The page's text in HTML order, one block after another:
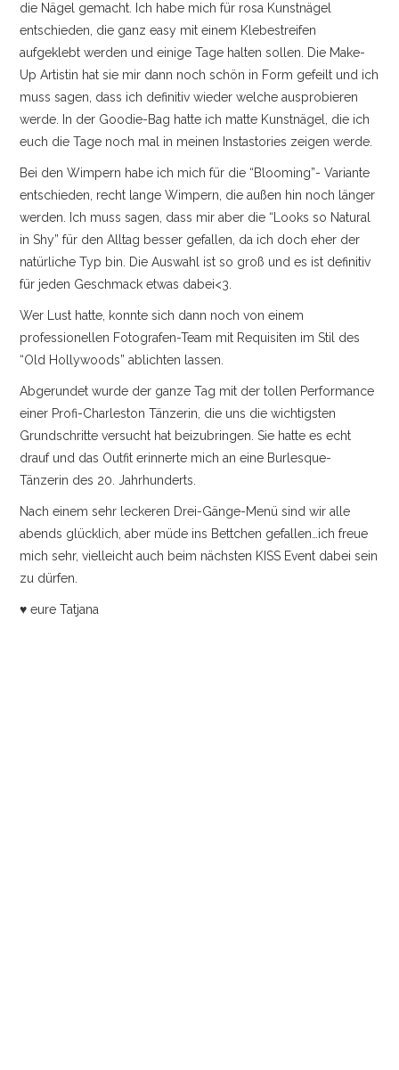
die Nägel gemacht. Ich habe mich für rosa Kunstnägel
entschieden, die ganz easy mit einem Klebestreifen
aufgeklebt werden und einige Tage halten sollen. Die Make-
Up Artistin hat sie mir dann noch schön in Form gefeilt und ich
muss sagen, dass ich definitiv wieder welche ausprobieren
werde. In der Goodie-Bag hatte ich matte Kunstnägel, die ich
euch die Tage noch mal in meinen Instastories zeigen werde.
Bei den Wimpern habe ich mich für die “Blooming”- Variante
entschieden, recht lange Wimpern, die außen hin noch länger
werden. Ich muss sagen, dass mir aber die “Looks so Natural
in Shy” für den Alltag besser gefallen, da ich doch eher der
natürliche Typ bin. Die Auswahl ist so groß und es ist definitiv
für jeden Geschmack etwas dabei<3.
Wer Lust hatte, konnte sich dann noch von einem
professionellen Fotografen-Team mit Requisiten im Stil des
“Old Hollywoods” ablichten lassen.
Abgerundet wurde der ganze Tag mit der tollen Performance
einer Profi-Charleston Tänzerin, die uns die wichtigsten
Grundschritte versucht hat beizubringen. Sie hatte es echt
drauf und das Outfit erinnerte mich an eine Burlesque-
Tänzerin des 20. Jahrhunderts.
Nach einem sehr leckeren Drei-Gänge-Menü sind wir alle
abends glücklich, aber müde ins Bettchen gefallen…ich freue
mich sehr, vielleicht auch beim nächsten KISS Event dabei sein
zu dürfen.
♥ eure Tatjana